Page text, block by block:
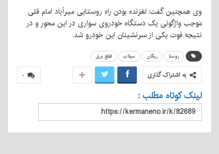
وی همچنین گفت: لغزنده بودن راه روستایی میرآباد امام قلی
موجب واژگونی یک دستگاه خودروی سواری در این محور و در
نتیجه فوت یکی از سرنشینان این خودرو شد.
روستا ریگان سیلاب قطع برق
۰ به اشتراک گذاری
لینک کوتاه مطلب :